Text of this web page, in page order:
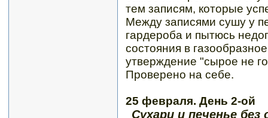
тем записям, которые
Между записями сушу у
гардероба и пытюсь
состояния в
утверждение "сырое не
Проверено на себе.
25 февраля. День 2-ой
Сухари и печенье без